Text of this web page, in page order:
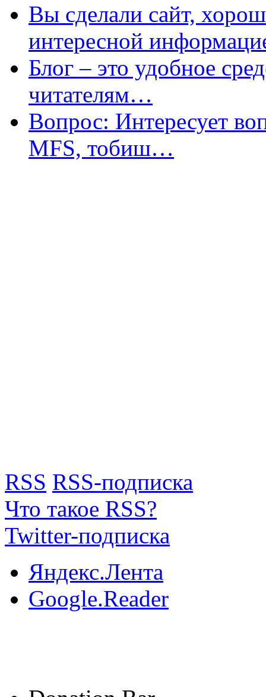
Вы сделали сайт,
интересной
Блог – это удобное
читателям…
Вопрос: Интересует
MFS, тобиш…
RSS RSS-подписка
Что такое RSS?
Twitter-подписка
Яндекс.Лента
Google.Reader